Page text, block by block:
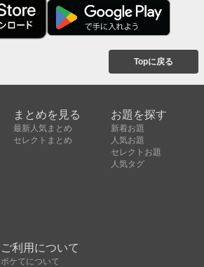
Topに戻る
まとめを見る
最新人気まとめ
セレクトまとめ
お題を探す
新着お題
人気お題
セレクトお題
人気タグ
ご利用について
ボケてについて